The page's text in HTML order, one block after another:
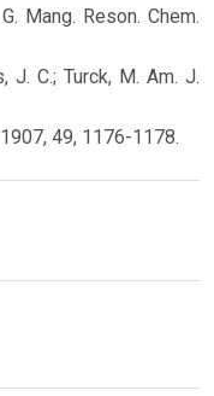
Mang. Reson. Chem.
J. C.; Turck, M. Am. J.
49, 1176-1178.